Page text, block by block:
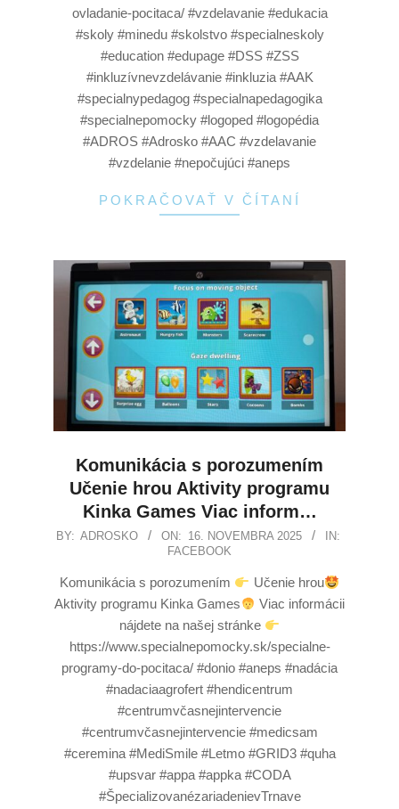
ovladanie-pocitaca/ #vzdelavanie #edukacia
#skoly #minedu #skolstvo #specialneskoly
#education #edupage #DSS #ZSS
#inkluzívnevzdelávanie #inkluzia #AAK
#specialnypedagog #specialnapedagogika
#specialnepomocky #logoped #logopédia
#ADROS #Adrosko #AAC #vzdelavanie
#vzdelanie #nepočujúci #aneps
POKRAČOVAŤ V ČÍTANÍ
Komunikácia s porozumením
Učenie hrou Aktivity programu
Kinka Games Viac inform…
BY: ADROSKO ON: 16. NOVEMBRA 2025
IN:
FACEBOOK
Komunikácia s porozumením
Učenie hrou
Aktivity programu Kinka Games
Viac informácii
nájdete na našej stránke
https://www.specialnepomocky.sk/specialne-
programy-do-pocitaca/ #donio #aneps #nadácia
#nadaciaagrofert #hendicentrum
#centrumvčasnejintervencie
#centrumvčasnejintervencie #medicsam
#ceremina #MediSmile #Letmo #GRID3 #quha
#upsvar #appa #appka #CODA
#ŠpecializovanézariadenievTrnave